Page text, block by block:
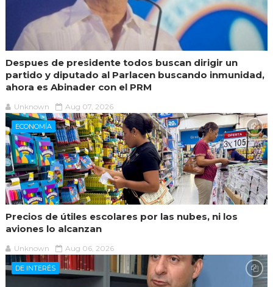
Despues de presidente todos buscan dirigir un
partido y diputado al Parlacen buscando inmunidad,
ahora es Abinader con el PRM
Unknown Aug 07, 2026
ECONOMÍA
Precios de útiles escolares por las nubes, ni los
aviones lo alcanzan
Unknown Aug 06, 2026
DE INTERÉS